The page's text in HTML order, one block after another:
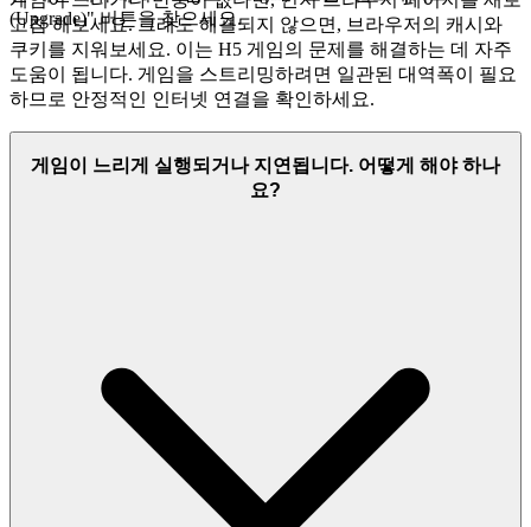
(Upgrade)" 버튼을 찾으세요.
고침 해보세요. 그래도 해결되지 않으면, 브라우저의 캐시와
쿠키를 지워보세요. 이는 H5 게임의 문제를 해결하는 데 자주
도움이 됩니다. 게임을 스트리밍하려면 일관된 대역폭이 필요
하므로 안정적인 인터넷 연결을 확인하세요.
게임이 느리게 실행되거나 지연됩니다. 어떻게 해야 하나
요?